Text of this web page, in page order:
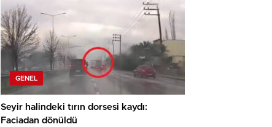
GENEL
Seyir halindeki tırın dorsesi kaydı:
Faciadan dönüldü